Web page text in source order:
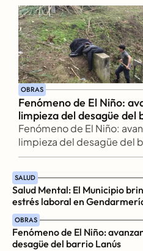
OBRAS
Fenómeno de El Niño:
limpieza del desagüe del
Fenómeno de El Niño:
limpieza del desagüe del
SALUD
Salud Mental: El Municipio
estrés laboral en
OBRAS
Fenómeno de El Niño:
desagüe del barrio Lanús